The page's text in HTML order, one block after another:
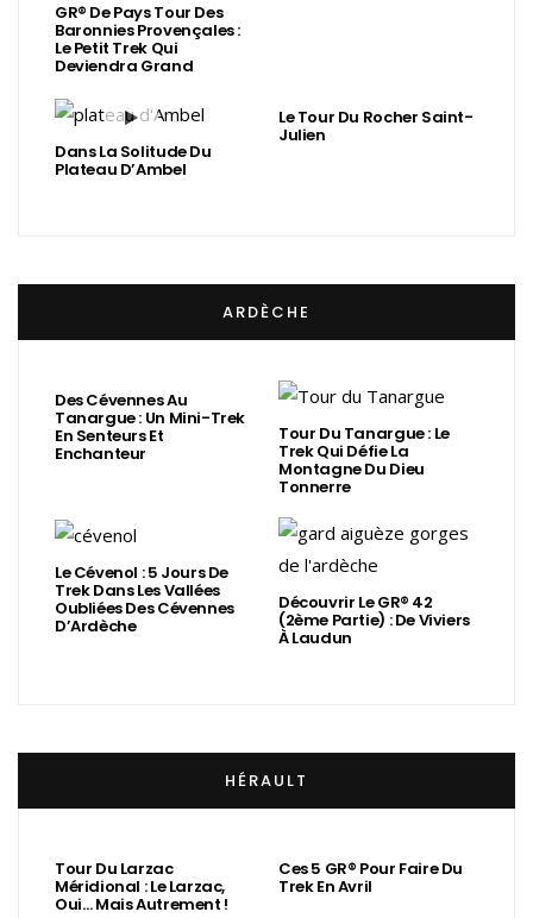
GR® De Pays Tour Des
Baronnies Provençales :
Le Petit Trek Qui
Deviendra Grand
Dans La Solitude Du
Plateau D’Ambel
Le Tour Du Rocher Saint-
Julien
ARDÈCHE
Des Cévennes Au
Tanargue : Un Mini-Trek
En Senteurs Et
Enchanteur
Tour Du Tanargue : Le
Trek Qui Défie La
Montagne Du Dieu
Tonnerre
Le Cévenol : 5 Jours De
Trek Dans Les Vallées
Oubliées Des Cévennes
D’Ardèche
Découvrir Le GR® 42
(2ème Partie) : De Viviers
À Laudun
HÉRAULT
Tour Du Larzac
Méridional : Le Larzac,
Oui… Mais Autrement !
Ces 5 GR® Pour Faire Du
Trek En Avril